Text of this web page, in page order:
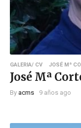
GALERIA/ CV JOSÉ Mª
José Mª
By acms 9 años ago